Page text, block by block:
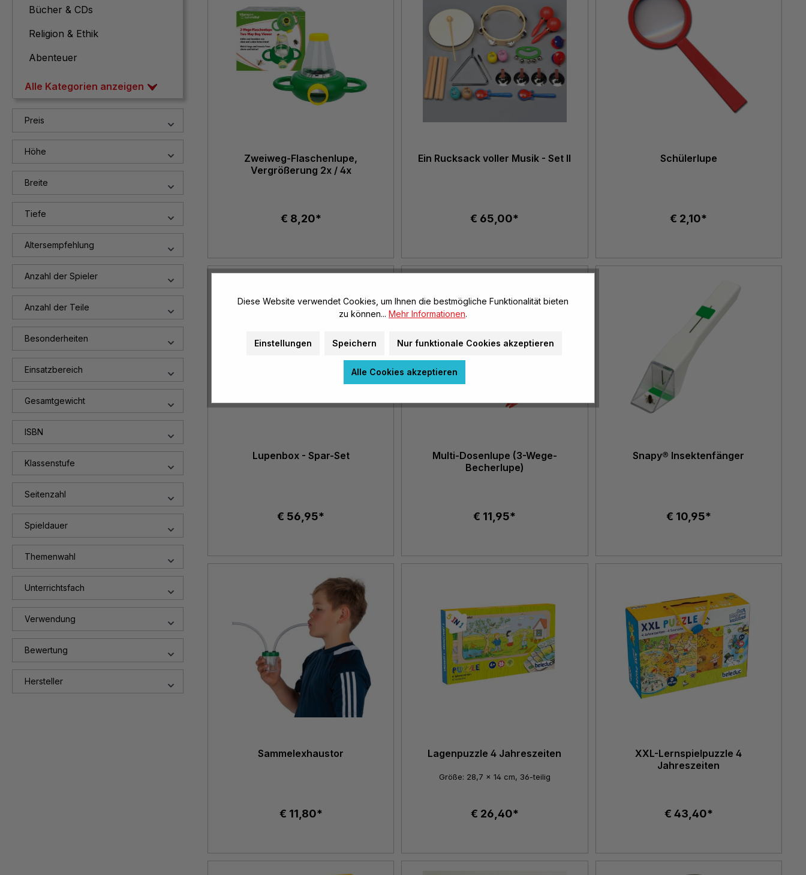
Bücher & CDs
Religion & Ethik
Abenteuer
Alle Kategorien anzeigen
Preis
Höhe
Breite
Tiefe
Altersempfehlung
Anzahl der Spieler
Anzahl der Teile
Besonderheiten
Einsatzbereich
Gesamtgewicht
ISBN
Klassenstufe
Seitenzahl
Spieldauer
Themenwahl
Unterrichtsfach
Verwendung
Bewertung
Hersteller
Zweiweg-Flaschenlupe,
Vergrößerung 2x / 4x
€ 8,20*
Ein Rucksack voller Musik - Set II
€ 65,00*
Schülerlupe
€ 2,10*
Lupenbox - Spar-Set
€ 56,95*
Multi-Dosenlupe (3-Wege-
Becherlupe)
€ 11,95*
Snapy® Insektenfänger
€ 10,95*
Sammelexhaustor
€ 11,80*
Lagenpuzzle 4 Jahreszeiten
Größe: 28,7 x 14 cm, 36-teilig
€ 26,40*
XXL-Lernspielpuzzle 4
Jahreszeiten
€ 43,40*
Diese Website verwendet Cookies, um Ihnen die bestmögliche Funktionalität bieten
zu können... Mehr Informationen.
Einstellungen Speichern Nur funktionale Cookies akzeptieren
Alle Cookies akzeptieren